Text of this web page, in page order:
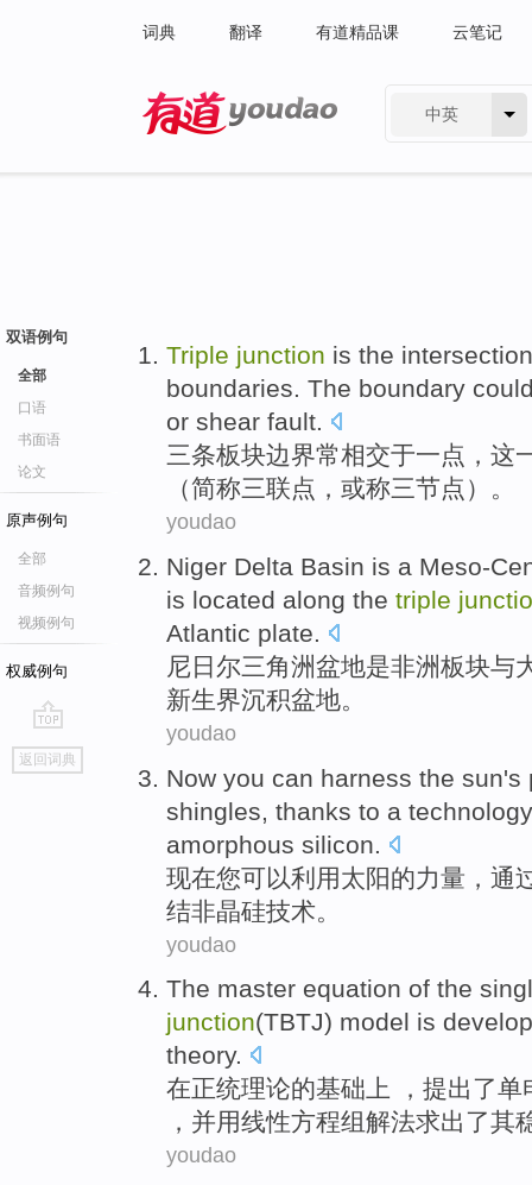
词典 翻译 有道精品课 云笔记
中英
双语例句
全部
口语
书面语
论文
原声例句
全部
音频例句
视频例句
权威例句
go
top
返回词典
Triple junction is the
boundaries. The boundary
or shear fault.
三条板块边界常相交于一点， 这
（简称三联点， 或称三节点 ）。
youdao
Niger Delta Basin is a Meso-
is located along the triple
Atlantic plate.
尼日尔三角洲盆地是非洲板块与
新生界沉积盆地。
youdao
Now you can harness the sun's
shingles , thanks to a technology
amorphous silicon
现在您可以利用太阳的力量 ， 通
结非晶硅技术。
youdao
The master equation of the
junction(TBTJ) model is
theory.
在正统理论的基础 上 ，提出了单
，并用线性方程组解法求出了其
youdao